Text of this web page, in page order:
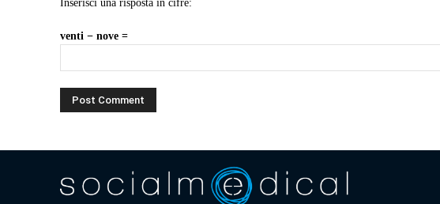
Inserisci una risposta in cifre:
venti − nove =